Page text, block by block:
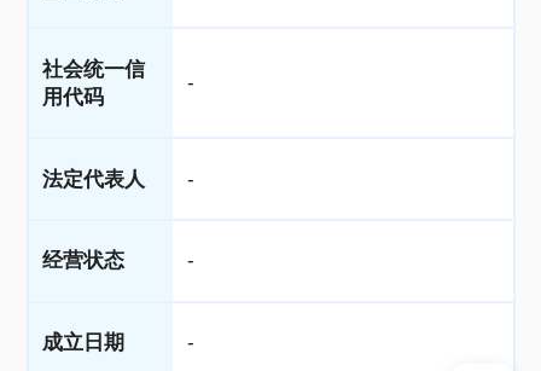
社会统一信
用代码
-
法定代表人 -
经营状态 -
成立日期 -